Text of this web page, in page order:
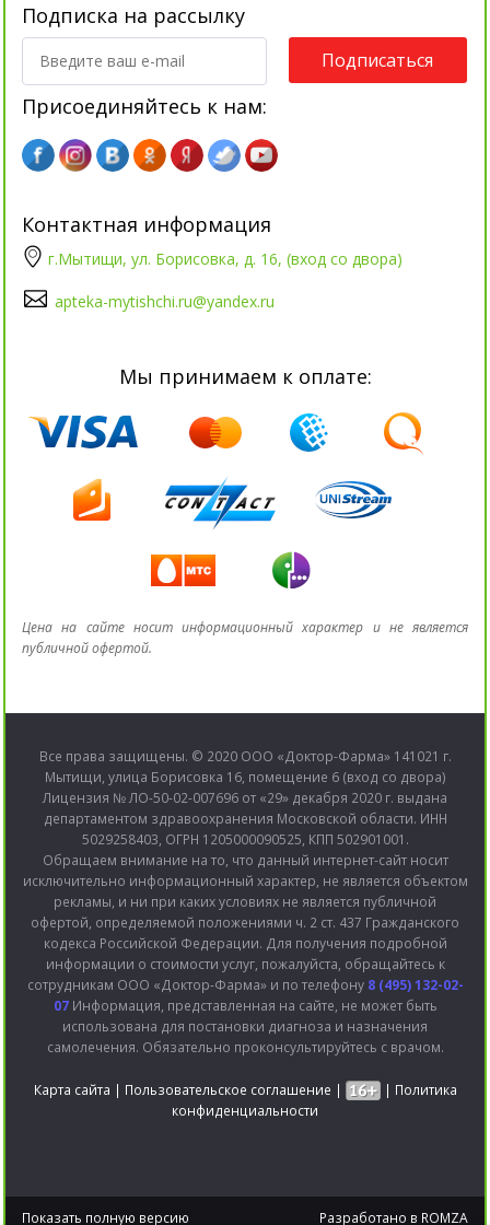
Подписка на рассылку
Подписаться
Присоединяйтесь к нам:
Контактная информация
г.Мытищи, ул. Борисовка, д. 16, (вход со двора)
apteka-mytishchi.ru@yandex.ru
Мы принимаем к оплате:
Цена на сайте носит информационный характер и не является
публичной офертой.
Все права защищены. © 2020 ООО «Доктор-Фарма» 141021 г.
Мытищи, улица Борисовка 16, помещение 6 (вход со двора)
Лицензия № ЛО-50-02-007696 от «29» декабря 2020 г. выдана
департаментом здравоохранения Московской области. ИНН
5029258403, ОГРН 1205000090525, КПП 502901001.
Обращаем внимание на то, что данный интернет-сайт носит
исключительно информационный характер, не является объектом
рекламы, и ни при каких условиях не является публичной
офертой, определяемой положениями ч. 2 ст. 437 Гражданского
кодекса Российской Федерации. Для получения подробной
информации о стоимости услуг, пожалуйста, обращайтесь к
сотрудникам ООО «Доктор-Фарма» и по телефону 8 (495) 132-02-
07Информация, представленная на сайте, не может быть
использована для постановки диагноза и назначения
самолечения. Обязательно проконсультируйтесь с врачом.
Карта сайта | Пользовательское соглашение | | Политика
конфиденциальности
Показать полную версию Разработано в ROMZA